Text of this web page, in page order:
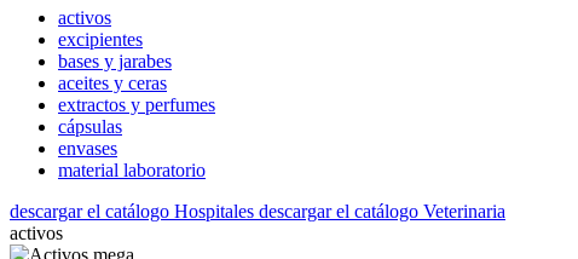
activos
excipientes
bases y jarabes
aceites y ceras
extractos y perfumes
cápsulas
envases
material laboratorio
descargar el catálogo Hospitales descargar el catálogo Veterinaria
activos